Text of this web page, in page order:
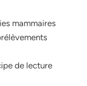
mammaires
de lecture